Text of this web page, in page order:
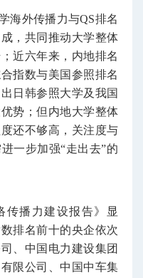
海外传播力与QS排名
，共同推动大学整体
近六年来，内地排名
指数与美国参照排名
日韩参照大学及我国
势；但内地大学整体
还不够高，关注度与
一步加强“走出去”的
传播力建设报告》显
排名前十的央企依次
、中国电力建设集团
限公司、中国中车集